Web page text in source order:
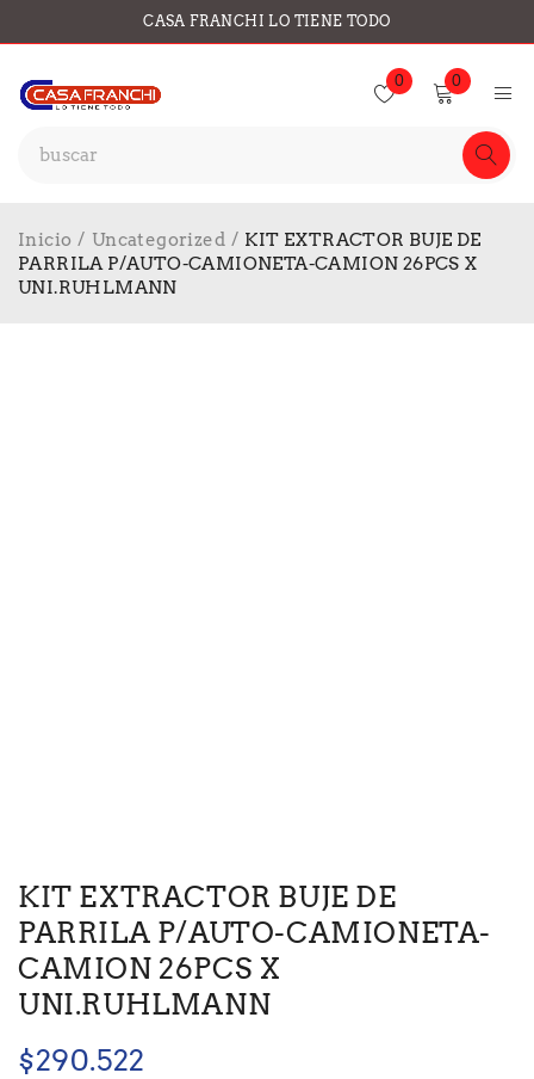
CASA FRANCHI LO TIENE TODO
0 0
Inicio / Uncategorized / KIT EXTRACTOR BUJE DE
PARRILA P/AUTO-CAMIONETA-CAMION 26PCS X
UNI.RUHLMANN
KIT EXTRACTOR BUJE DE
PARRILA P/AUTO-CAMIONETA-
CAMION 26PCS X
UNI.RUHLMANN
$290.522